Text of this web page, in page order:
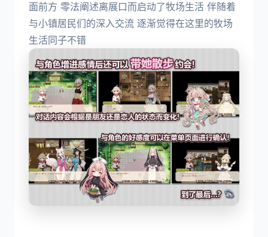
面前方 零法阐述离展口而启动了牧场生活 伴随着
与小镇居民们的深入交流 逐渐觉得在这里的牧场
生活同子不错